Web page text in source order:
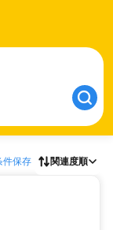
件保存 関連度順